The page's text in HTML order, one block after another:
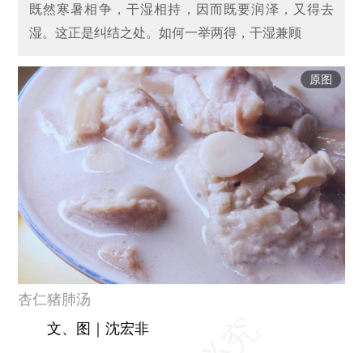
既然寒暑相争，干湿相持，因而既要润泽，又得去
湿。这正是纠结之处。如何一举两得，干湿兼顾
原图
杏仁猪肺汤
文、图｜沈宏非